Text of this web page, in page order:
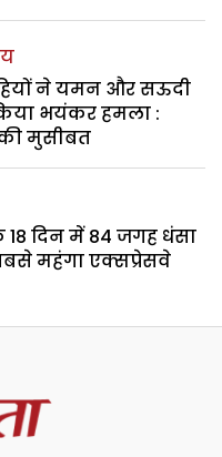
ने यमन और सऊदी
भयंकर हमला :
की मुसीबत
18 दिन में 84 जगह धंसा
महंगा एक्सप्रेसवे